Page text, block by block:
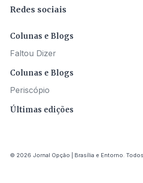
Redes sociais
Colunas e Blogs
Faltou Dizer
Colunas e Blogs
Periscópio
Últimas edições
© 2026 Jornal Opção | Brasília e Entorno.